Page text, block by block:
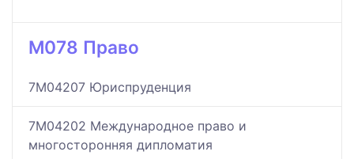
M078 Право
7M04207 Юриспруденция
7M04202 Международное право и
многосторонняя дипломатия